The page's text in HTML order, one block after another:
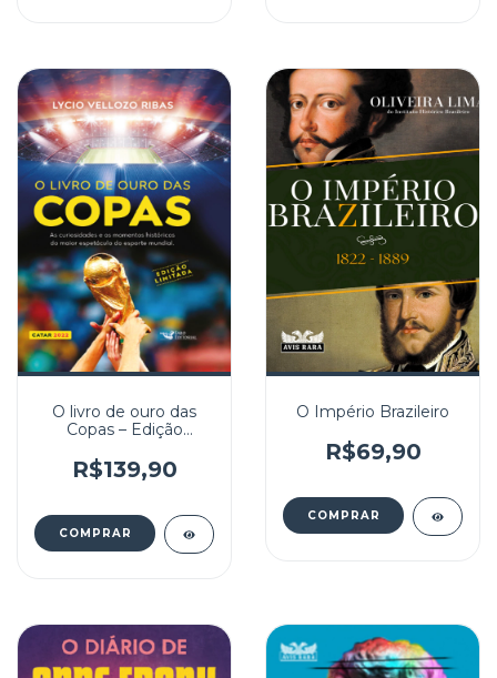
O livro de ouro das
Copas – Edição
curiosidades e os
momentos históricos
do esporte mundial
R$139,90
O Império Brazileiro
R$69,90